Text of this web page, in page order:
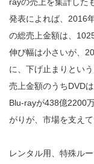
発表によれば、2016
の総売上金額は、
伸び幅は小さいが、
に、下げ止まりとい
売上金額のうちDVD
Blu‐rayが438億2200
がりが、市場を支えて
レンタル用、特殊ル